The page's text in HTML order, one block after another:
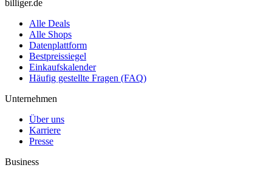
billiger.de
Alle Deals
Alle Shops
Datenplattform
Bestpreissiegel
Einkaufskalender
Häufig gestellte Fragen (FAQ)
Unternehmen
Über uns
Karriere
Presse
Business